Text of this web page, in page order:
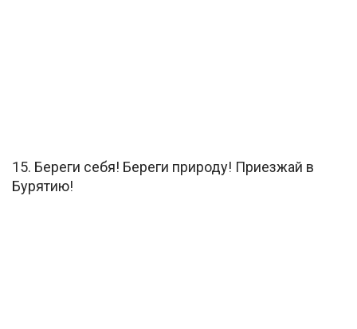
15. Береги себя! Береги природу! Приезжай в
Бурятию!